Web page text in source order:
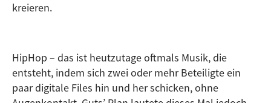
kreieren.
HipHop – das ist heutzutage oftmals Musik, die
entsteht, indem sich zwei oder mehr Beteiligte ein
paar digitale Files hin und her schicken, ohne